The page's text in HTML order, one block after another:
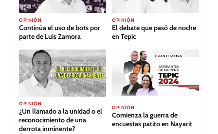
OPINIÓN
Continúa el uso de bots por
parte de Luis Zamora
OPINIÓN
El debate que pasó de noche
en Tepic
OPINIÓN
¿Un llamado a la unidad o el
reconocimiento de una
derrota inminente?
OPINIÓN
Comienza la guerra de
encuestas patito en Nayarit